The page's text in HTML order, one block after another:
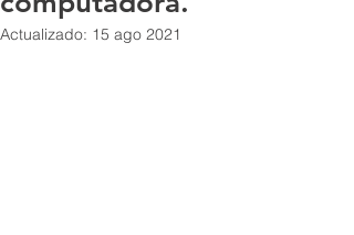
Actualizado: 15 ago 2021